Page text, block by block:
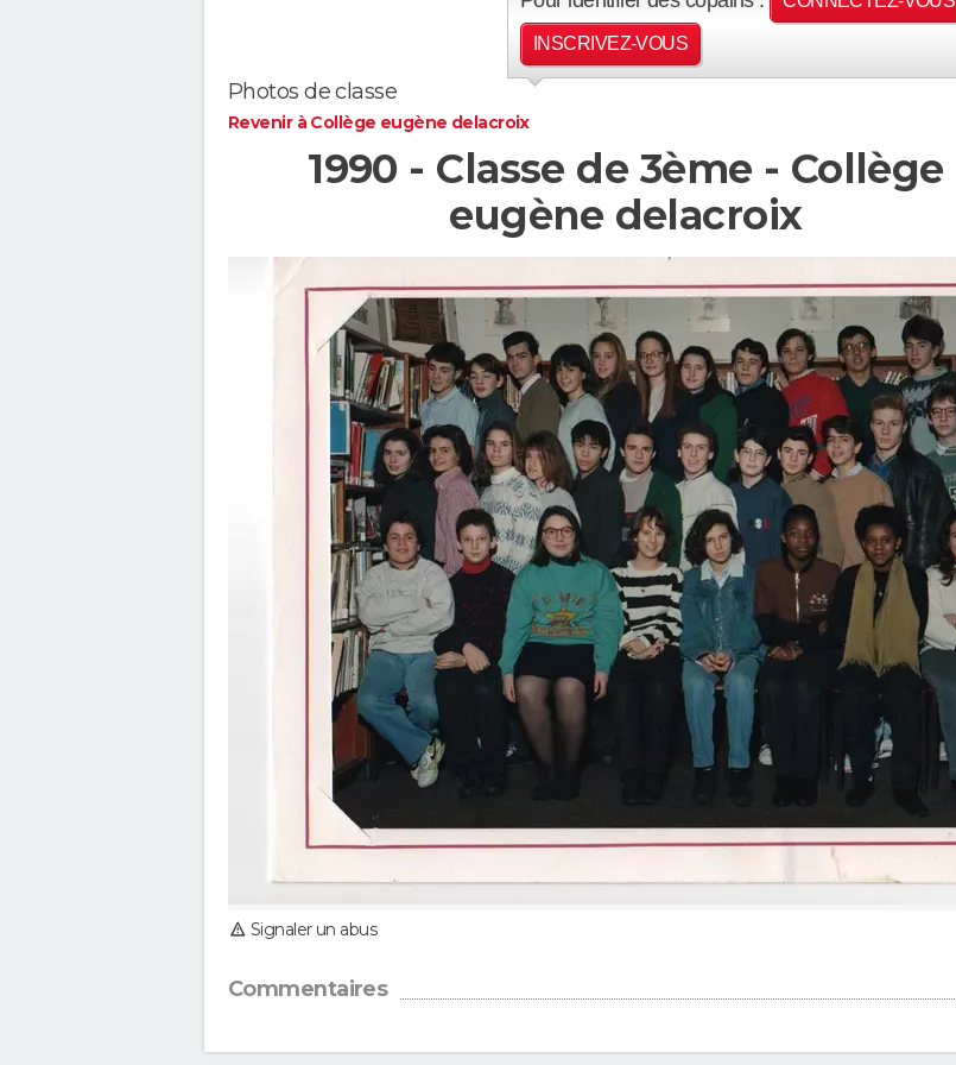
INSCRIVEZ-VOUS
Photos de classe
Revenir à Collège eugène delacroix
1990 - Classe de 3ème - Collège
eugène delacroix
Signaler un abus
Commentaires